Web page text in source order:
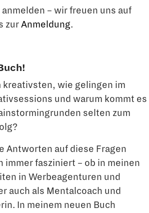
– wir freuen uns auf
zur Anmeldung.
kreativsten, wie gelingen im
und warum kommt es
selten zum
Antworten auf diese Fragen
immer fasziniert – ob in meinen
in Werbeagenturen und
auch als Mentalcoach und
In meinem neuen Buch